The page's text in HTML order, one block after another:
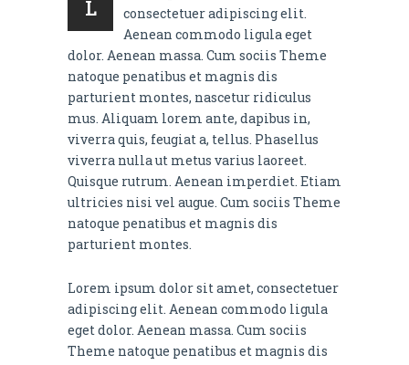
L
consectetuer adipiscing elit.
Aenean commodo ligula eget
dolor. Aenean massa. Cum sociis Theme
natoque penatibus et magnis dis
parturient montes, nascetur ridiculus
mus. Aliquam lorem ante, dapibus in,
viverra quis, feugiat a, tellus. Phasellus
viverra nulla ut metus varius laoreet.
Quisque rutrum. Aenean imperdiet. Etiam
ultricies nisi vel augue. Cum sociis Theme
natoque penatibus et magnis dis
parturient montes.
Lorem ipsum dolor sit amet, consectetuer
adipiscing elit. Aenean commodo ligula
eget dolor. Aenean massa. Cum sociis
Theme natoque penatibus et magnis dis